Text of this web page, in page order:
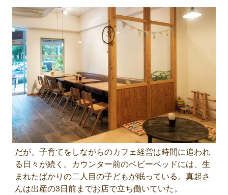
だが、子育てをしながらのカフェ経営は時間に追われ
る日々が続く。カウンター前のベビーベッドには、生
まれたばかりの二人目の子どもが眠っている。真起さ
んは出産の3日前までお店で立ち働いていた。